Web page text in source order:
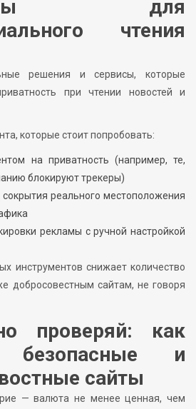
для
чтения
решения и сервисы, которые
при чтении новостей и
которые стоит попробовать:
на приватность (например, те,
блокируют трекеры)
реального местоположения
рекламы с ручной настройкой
инструментов снижает количество
добросовестным сайтам, не говоря
проверяй: как
безопасные и
сайты
— валюта не менее ценная, чем